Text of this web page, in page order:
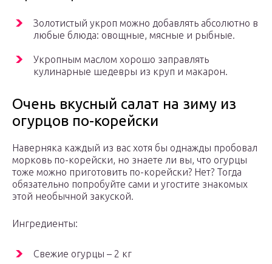
Золотистый укроп можно добавлять абсолютно в
любые блюда: овощные, мясные и рыбные.
Укропным маслом хорошо заправлять
кулинарные шедевры из круп и макарон.
Очень вкусный салат на зиму из
огурцов по-корейски
Наверняка каждый из вас хотя бы однажды пробовал
морковь по-корейски, но знаете ли вы, что огурцы
тоже можно приготовить по-корейски? Нет? Тогда
обязательно попробуйте сами и угостите знакомых
этой необычной закуской.
Ингредиенты:
Свежие огурцы – 2 кг